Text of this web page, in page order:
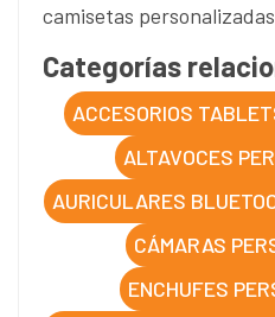
camisetas
Categorías
ACCESORIOS
ALTAVOCES
AURICULARES
CÁMARAS
ENCHUFES